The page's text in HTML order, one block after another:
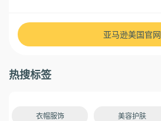
亚马逊美国官网
热搜标签
衣帽服饰 美容护肤